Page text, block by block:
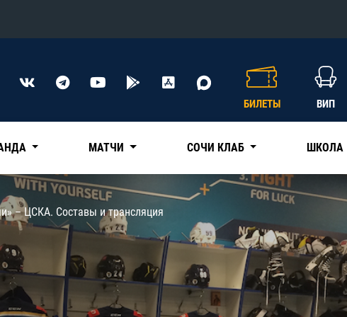
Конференция «Восток»
Нефтехимик
Трактор
Дивизион Чернышева
Авангард
Адмирал
КХЛ
БИЛЕТЫ ВИП
МАТЧИ СОЧИ КЛАБ ШКОЛА
– ЦСКА. Составы и трансляция